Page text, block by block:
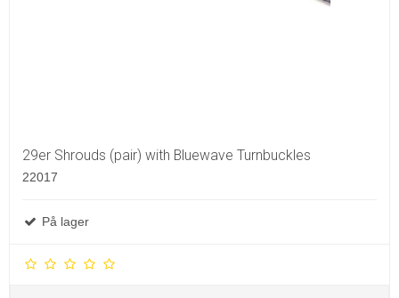
29er Shrouds (pair) with Bluewave Turnbuckles
22017
På lager